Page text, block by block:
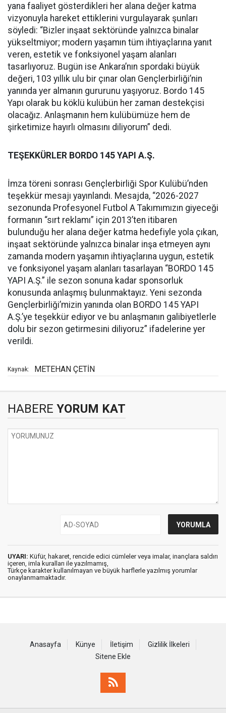
yana faaliyet gösterdikleri her alana değer katma
vizyonuyla hareket ettiklerini vurgulayarak şunları
söyledi: “Bizler inşaat sektöründe yalnızca binalar
yükseltmiyor; modern yaşamın tüm ihtiyaçlarına yanıt
veren, estetik ve fonksiyonel yaşam alanları
tasarlıyoruz. Bugün ise Ankara’nın spordaki büyük
değeri, 103 yıllık ulu bir çınar olan Gençlerbirliği’nin
yanında yer almanın gururunu yaşıyoruz. Bordo 145
Yapı olarak bu köklü kulübün her zaman destekçisi
olacağız. Anlaşmanın hem kulübümüze hem de
şirketimize hayırlı olmasını diliyorum” dedi.
TEŞEKKÜRLER BORDO 145 YAPI A.Ş.
İmza töreni sonrası Gençlerbirliği Spor Kulübü’nden
teşekkür mesajı yayınlandı. Mesajda, “2026-2027
sezonunda Profesyonel Futbol A Takımımızın giyeceği
formanın “sırt reklamı” için 2013’ten itibaren
bulunduğu her alana değer katma hedefiyle yola çıkan,
inşaat sektöründe yalnızca binalar inşa etmeyen aynı
zamanda modern yaşamın ihtiyaçlarına uygun, estetik
ve fonksiyonel yaşam alanları tasarlayan “BORDO 145
YAPI A.Ş.” ile sezon sonuna kadar sponsorluk
konusunda anlaşmış bulunmaktayız. Yeni sezonda
Gençlerbirliği’mizin yanında olan BORDO 145 YAPI
A.Ş.’ye teşekkür ediyor ve bu anlaşmanın galibiyetlerle
dolu bir sezon getirmesini diliyoruz” ifadelerine yer
verildi.
Kaynak: METEHAN ÇETİN
HABERE YORUM KAT
UYARI: Küfür, hakaret, rencide edici cümleler veya imalar, inançlara saldırı
içeren, imla kuralları ile yazılmamış,
Türkçe karakter kullanılmayan ve büyük harflerle yazılmış yorumlar
onaylanmamaktadır.
Anasayfa Künye İletişim
Gizlilik İlkeleri
Sitene Ekle